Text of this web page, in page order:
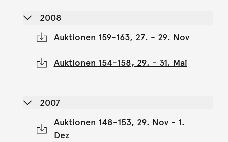
2008
Auktionen 159-163, 27. - 29. Nov
Auktionen 154-158, 29. - 31. Mai
2007
Auktionen 148-153, 29. Nov - 1.
Dez